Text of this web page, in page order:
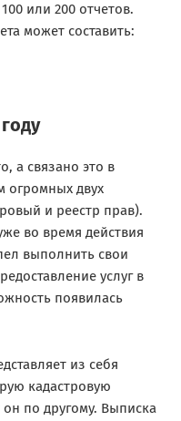
или 200 отчетов.
может составить:
а связано это в
огромных двух
и реестр прав).
во время действия
выполнить свои
услуг в
появилась
из себя
кадастровую
по другому. Выписка